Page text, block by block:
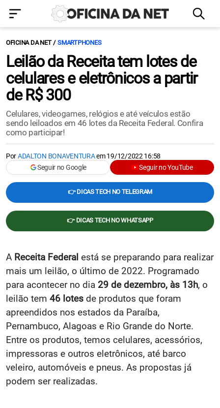
OFICINA DA NET SMARTPHONES
Leilão da Receita tem lotes de
celulares e eletrônicos a partir
de R$ 300
Celulares, videogames, relógios e até veículos estão
sendo leiloados em 46 lotes da Receita Federal. Confira
como participar!
PorADALTON BONAVENTURAem19/12/2022 16:58
Seguir no Google
Seguir no YouTube
👉 DICAS TECH NO TELEGRAM
👉 DICAS TECH NO WHATSAPP
A Receita Federal está se preparando para realizar
mais um leilão, o último de 2022. Programado
para acontecer no dia 29 de dezembro, às 13h, o
leilão tem 46 lotes de produtos que foram
apreendidos nos estados da Paraíba,
Pernambuco, Alagoas e Rio Grande do Norte.
Entre os produtos, temos celulares, acessórios,
impressoras e outros eletrônicos, até barco
veleiro, automóveis e pneus. As propostas já
podem ser realizadas.